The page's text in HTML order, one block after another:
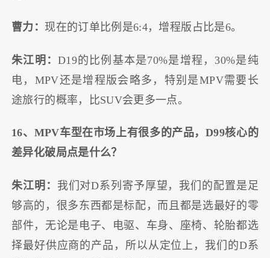
曹力： 现在的订单比例是6:4，增程版占比是6。
朱江明：D19的比例基本是70%是增程，30%是纯
电，MPV还是增程版会略多，特别是MPV需要长
途旅行的概率，比SUV会更多一点。
16、MPV车型在市场上有很多的产品，D99核心的
差异化破局点是什么？
朱江明： 我们对D系列寄予厚望，我们的配置是足
够高的，很多东西都是标配，而且都是选最好的零
部件，无论是电子、电驱、车身、座椅、轮胎都选
择最好供应商的产品，所以从定位上，我们的D系